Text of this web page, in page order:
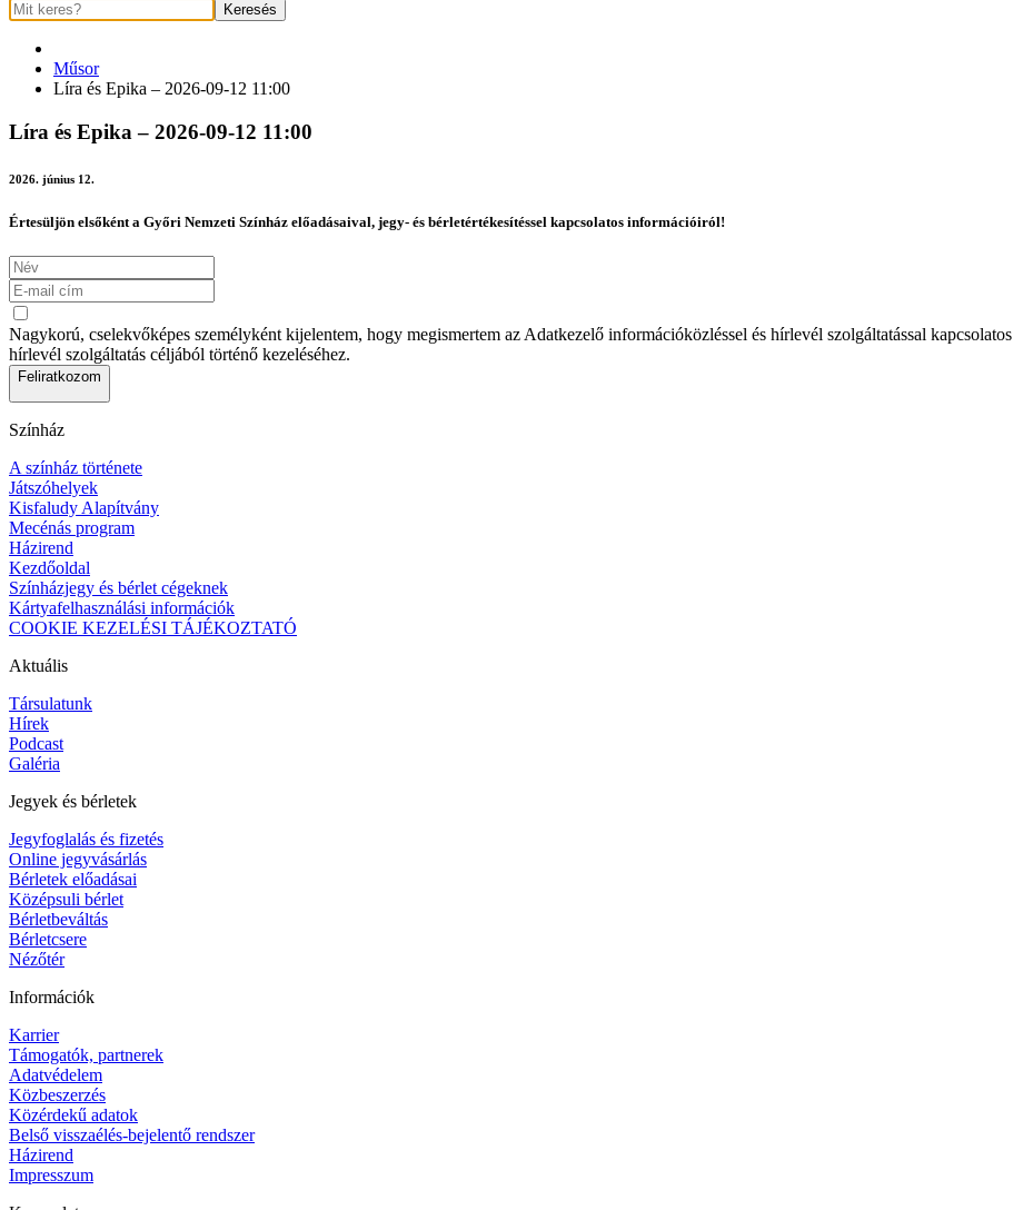
Keresés
Műsor
Líra és Epika – 2026-09-12 11:00
Líra és Epika – 2026-09-12 11:00
2026. június 12.
Értesüljön elsőként a Győri Nemzeti Színház előadásaival, jegy- és bérletértékesítéssel kapcsolatos információiról!
Nagykorú, cselekvőképes személyként kijelentem, hogy megismertem az Adatkezelő információközléssel és hírlevél szolgáltatással kapcsolatos
hírlevél szolgáltatás céljából történő kezeléséhez.
Feliratkozom
Színház
A színház története
Játszóhelyek
Kisfaludy Alapítvány
Mecénás program
Házirend
Kezdőoldal
Színházjegy és bérlet cégeknek
Kártyafelhasználási információk
COOKIE KEZELÉSI TÁJÉKOZTATÓ
Aktuális
Társulatunk
Hírek
Podcast
Galéria
Jegyek és bérletek
Jegyfoglalás és fizetés
Online jegyvásárlás
Bérletek előadásai
Középsuli bérlet
Bérletbeváltás
Bérletcsere
Nézőtér
Információk
Karrier
Támogatók, partnerek
Adatvédelem
Közbeszerzés
Közérdekű adatok
Belső visszaélés-bejelentő rendszer
Házirend
Impresszum